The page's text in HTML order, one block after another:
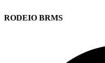
RODEIO BRMS